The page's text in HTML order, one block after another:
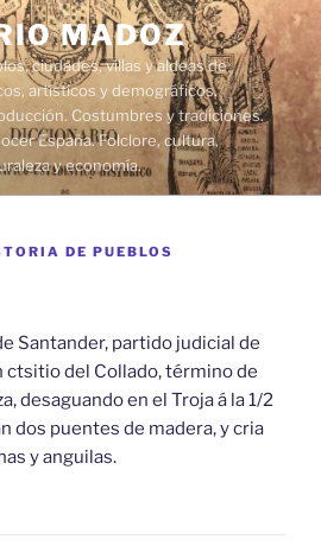
MADOZ
ciudades, villas y aldeas de
artísticos y demográficos.
Costumbres y tradiciones.
España. Folclore, cultura,
y economía.
DE PUEBLOS
Santander, partido judicial de
ctsitio del Collado, término de
desaguando en el Troja á la 1/2
dos puentes de madera, y cria
y anguilas.